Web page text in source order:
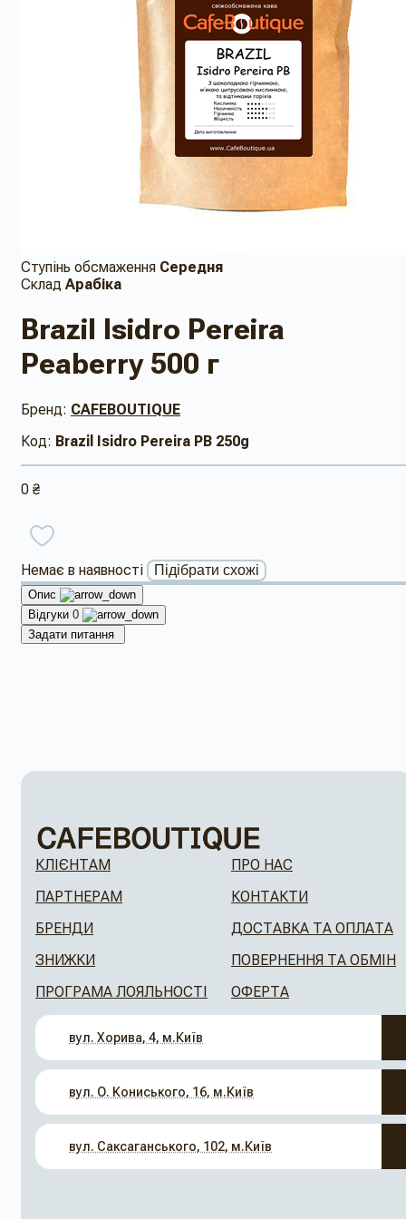
Ступінь обсмаження Середня
Склад Арабіка
Brazil Isidro Pereira
Peaberry 500 г
Бренд: CAFEBOUTIQUE
Код: Brazil Isidro Pereira PB 250g
0 ₴
Немає в наявності Підібрати схожі
Опис
Відгуки 0
Задати питання
КЛІЄНТАМ
ПАРТНЕРАМ
БРЕНДИ
ЗНИЖКИ
ПРОГРАМА ЛОЯЛЬНОСТІ
ПРО НАС
КОНТАКТИ
ДОСТАВКА ТА ОПЛАТА
ПОВЕРНЕННЯ ТА ОБМІН
ОФЕРТА
вул. Хорива, 4, м.Київ
вул. О. Кониського, 16, м.Київ
вул. Саксаганського, 102, м.Київ